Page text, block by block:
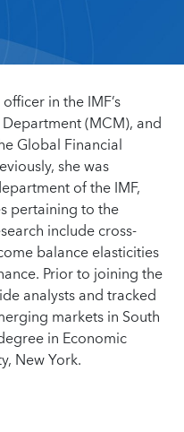
in the IMF’s
(MCM), and
Global Financial
she was
of the IMF,
pertaining to the
include cross-
balance elasticities
Prior to joining the
analysts and tracked
markets in South
in Economic
New York.